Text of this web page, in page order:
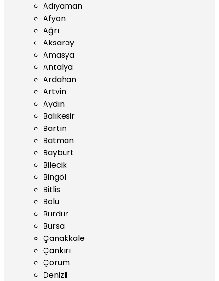
Adıyaman
Afyon
Ağrı
Aksaray
Amasya
Antalya
Ardahan
Artvin
Aydın
Balıkesir
Bartın
Batman
Bayburt
Bilecik
Bingöl
Bitlis
Bolu
Burdur
Bursa
Çanakkale
Çankırı
Çorum
Denizli